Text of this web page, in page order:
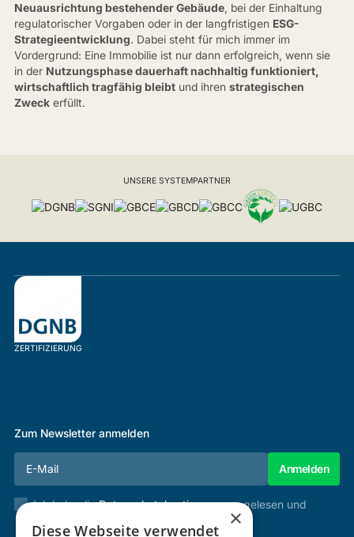
Neuausrichtung bestehender Gebäude, bei der Einhaltung
regulatorischer Vorgaben oder in der langfristigen ESG-
Strategieentwicklung. Dabei steht für mich immer im
Vordergrund: Eine Immobilie ist nur dann erfolgreich, wenn sie
in der Nutzungsphase dauerhaft nachhaltig funktioniert,
wirtschaftlich tragfähig bleibtund ihren strategischen
Zweckerfüllt.
UNSERE SYSTEMPARTNER
ZERTIFIZIERUNG
Zum Newsletter anmelden
Ich habe dieDatenschutzbestimmungengelesen und
×
Diese Webseite verwendet